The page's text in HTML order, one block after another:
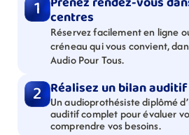
1 centres
Réservez facilement en ligne
créneau qui vous convient,
Audio Pour Tous.
2 Réalisez un bilan
Un audioprothésiste diplômé
auditif complet pour évaluer
comprendre vos besoins.